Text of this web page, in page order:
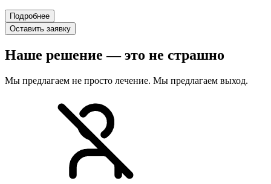
Подробнее
Оставить заявку
Наше решение — это не страшно
Мы предлагаем не просто лечение. Мы предлагаем выход.